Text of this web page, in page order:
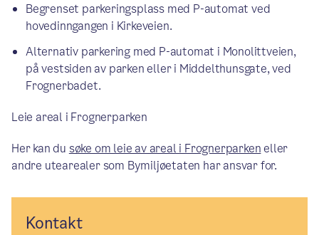
Begrenset parkeringsplass med P-automat ved
hovedinngangen i Kirkeveien.
Alternativ parkering med P-automat i Monolittveien,
på vestsiden av parken eller i Middelthunsgate, ved
Frognerbadet.
Leie areal i Frognerparken
Her kan du søke om leie av areal i Frognerparkeneller
andre utearealer som Bymiljøetaten har ansvar for.
Kontakt